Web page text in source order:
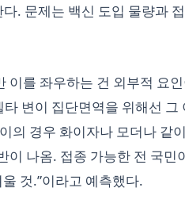
. 문제는 백신 도입 물량과
이를 좌우하는 건 외부적 요
변이 집단면역을 위해선 그
의 경우 화이자나 모더나 같
이 나옴. 접종 가능한 전 국민
것.”이라고 예측했다.